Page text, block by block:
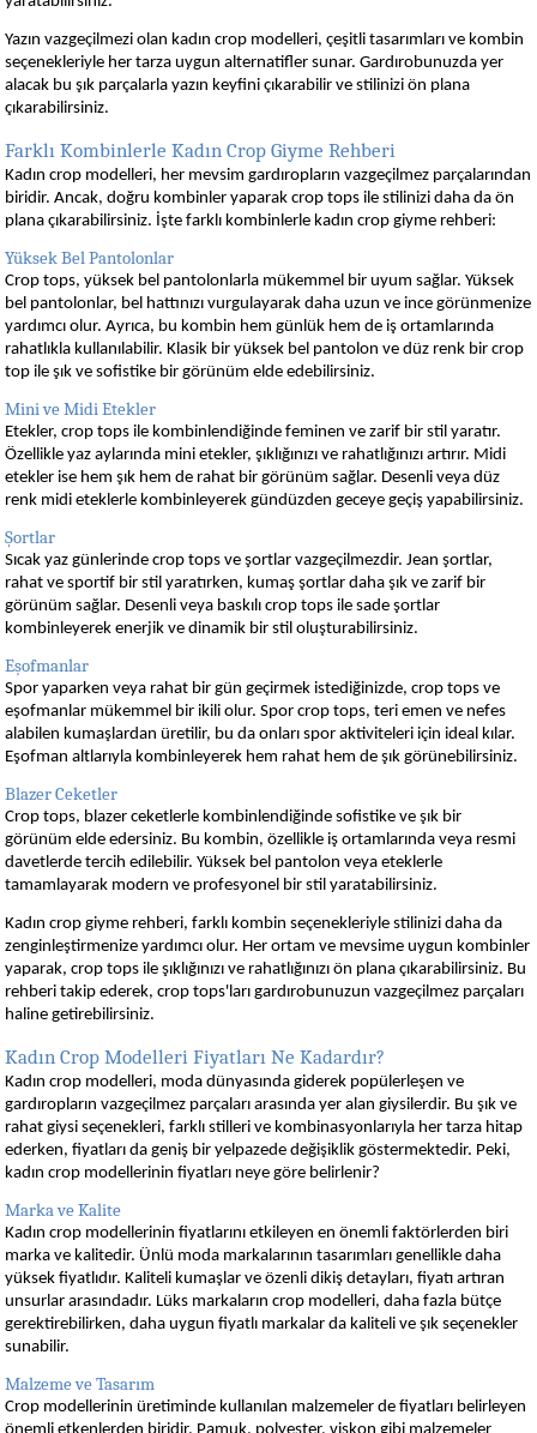
Yazın vazgeçilmezi olan kadın crop modelleri, çeşitli tasarımları ve kombin
seçenekleriyle her tarza uygun alternatifler sunar. Gardırobunuzda yer
alacak bu şık parçalarla yazın keyfini çıkarabilir ve stilinizi ön plana
çıkarabilirsiniz.
Farklı Kombinlerle Kadın Crop Giyme Rehberi
Kadın crop modelleri, her mevsim gardıropların vazgeçilmez parçalarından
biridir. Ancak, doğru kombinler yaparak crop tops ile stilinizi daha da ön
plana çıkarabilirsiniz. İşte farklı kombinlerle kadın crop giyme rehberi:
Yüksek Bel Pantolonlar
Crop tops, yüksek bel pantolonlarla mükemmel bir uyum sağlar. Yüksek
bel pantolonlar, bel hattınızı vurgulayarak daha uzun ve ince görünmenize
yardımcı olur. Ayrıca, bu kombin hem günlük hem de iş ortamlarında
rahatlıkla kullanılabilir. Klasik bir yüksek bel pantolon ve düz renk bir crop
top ile şık ve sofistike bir görünüm elde edebilirsiniz.
Mini ve Midi Etekler
Etekler, crop tops ile kombinlendiğinde feminen ve zarif bir stil yaratır.
Özellikle yaz aylarında mini etekler, şıklığınızı ve rahatlığınızı artırır. Midi
etekler ise hem şık hem de rahat bir görünüm sağlar. Desenli veya düz
renk midi eteklerle kombinleyerek gündüzden geceye geçiş yapabilirsiniz.
Şortlar
Sıcak yaz günlerinde crop tops ve şortlar vazgeçilmezdir. Jean şortlar,
rahat ve sportif bir stil yaratırken, kumaş şortlar daha şık ve zarif bir
görünüm sağlar. Desenli veya baskılı crop tops ile sade şortlar
kombinleyerek enerjik ve dinamik bir stil oluşturabilirsiniz.
Eşofmanlar
Spor yaparken veya rahat bir gün geçirmek istediğinizde, crop tops ve
eşofmanlar mükemmel bir ikili olur. Spor crop tops, teri emen ve nefes
alabilen kumaşlardan üretilir, bu da onları spor aktiviteleri için ideal kılar.
Eşofman altlarıyla kombinleyerek hem rahat hem de şık görünebilirsiniz.
Blazer Ceketler
Crop tops, blazer ceketlerle kombinlendiğinde sofistike ve şık bir
görünüm elde edersiniz. Bu kombin, özellikle iş ortamlarında veya resmi
davetlerde tercih edilebilir. Yüksek bel pantolon veya eteklerle
tamamlayarak modern ve profesyonel bir stil yaratabilirsiniz.
Kadın crop giyme rehberi, farklı kombin seçenekleriyle stilinizi daha da
zenginleştirmenize yardımcı olur. Her ortam ve mevsime uygun kombinler
yaparak, crop tops ile şıklığınızı ve rahatlığınızı ön plana çıkarabilirsiniz. Bu
rehberi takip ederek, crop tops'ları gardırobunuzun vazgeçilmez parçaları
haline getirebilirsiniz.
Kadın Crop Modelleri Fiyatları Ne Kadardır?
Kadın crop modelleri, moda dünyasında giderek popülerleşen ve
gardıropların vazgeçilmez parçaları arasında yer alan giysilerdir. Bu şık ve
rahat giysi seçenekleri, farklı stilleri ve kombinasyonlarıyla her tarza hitap
ederken, fiyatları da geniş bir yelpazede değişiklik göstermektedir. Peki,
kadın crop modellerinin fiyatları neye göre belirlenir?
Marka ve Kalite
Kadın crop modellerinin fiyatlarını etkileyen en önemli faktörlerden biri
marka ve kalitedir. Ünlü moda markalarının tasarımları genellikle daha
yüksek fiyatlıdır. Kaliteli kumaşlar ve özenli dikiş detayları, fiyatı artıran
unsurlar arasındadır. Lüks markaların crop modelleri, daha fazla bütçe
gerektirebilirken, daha uygun fiyatlı markalar da kaliteli ve şık seçenekler
sunabilir.
Malzeme ve Tasarım
Crop modellerinin üretiminde kullanılan malzemeler de fiyatları belirleyen